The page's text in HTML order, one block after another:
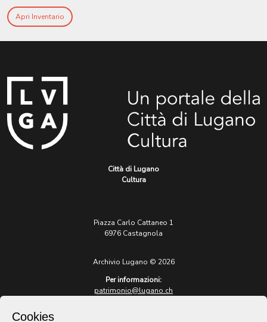
Apri Inventario
Città di Lugano
Cultura
Piazza Carlo Cattaneo 1
6976 Castagnola
Archivio Lugano © 2026
Per informazioni:
patrimonio@lugano.ch
Cookies